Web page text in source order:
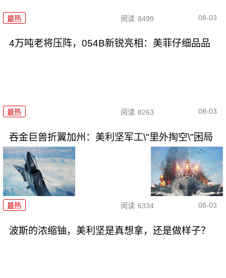
最热 阅读 8499 08-03
4万吨老将压阵，054B新锐亮相：美菲仔细品品
最热 阅读 8263 08-03
吞金巨兽折翼加州：美利坚军工\"里外掏空\"困局
最热 阅读 6334 08-03
波斯的浓缩铀，美利坚是真想拿，还是做样子？